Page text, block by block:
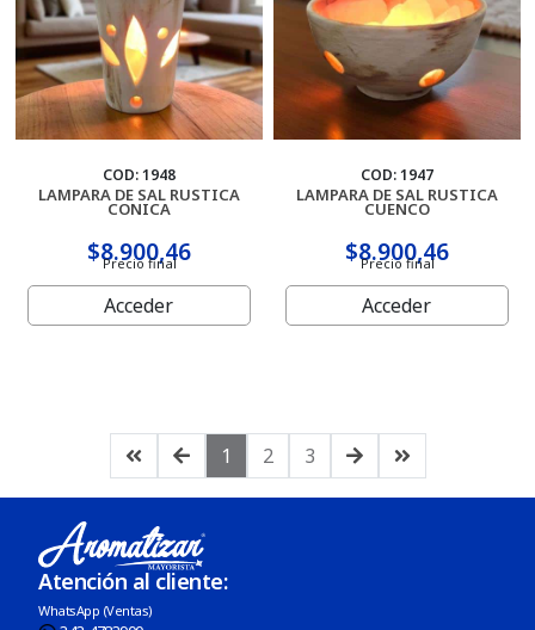
COD: 1948
LAMPARA DE SAL RUSTICA
CONICA
$8.900,46
Precio final
Acceder
COD: 1947
LAMPARA DE SAL RUSTICA
CUENCO
$8.900,46
Precio final
Acceder
1 2 3
Atención al cliente:
WhatsApp (Ventas)